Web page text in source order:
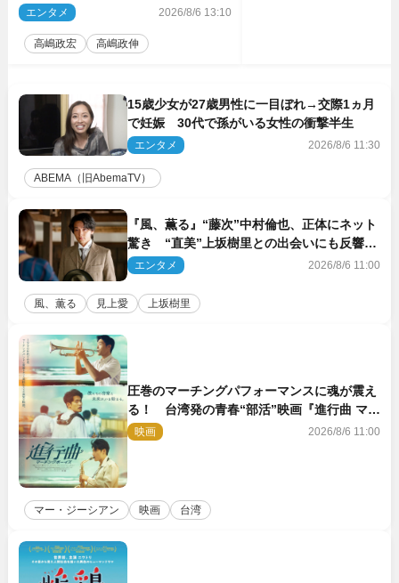
がコメント「いつもユーモアを忘れな
エンタメ 2026/8/6 13:10
高嶋政宏 高嶋政伸
15歳少女が27歳男性に一目ぼれ→交際1ヵ月
で妊娠 30代で孫がいる女性の衝撃半生
エンタメ 2026/8/6 11:30
ABEMA（旧AbemaTV）
『風、薫る』“藤次”中村倫也、正体にネット
驚き “直美”上坂樹里との出会いにも反響
「力になってくれそう」「仲良くしなよ！」
エンタメ 2026/8/6 11:00
風、薫る 見上愛 上坂樹里
圧巻のマーチングパフォーマンスに魂が震え
る！ 台湾発の青春“部活”映画『進行曲 マー
チングボーイズ』予告解禁
映画 2026/8/6 11:00
マー・ジーシアン 映画 台湾